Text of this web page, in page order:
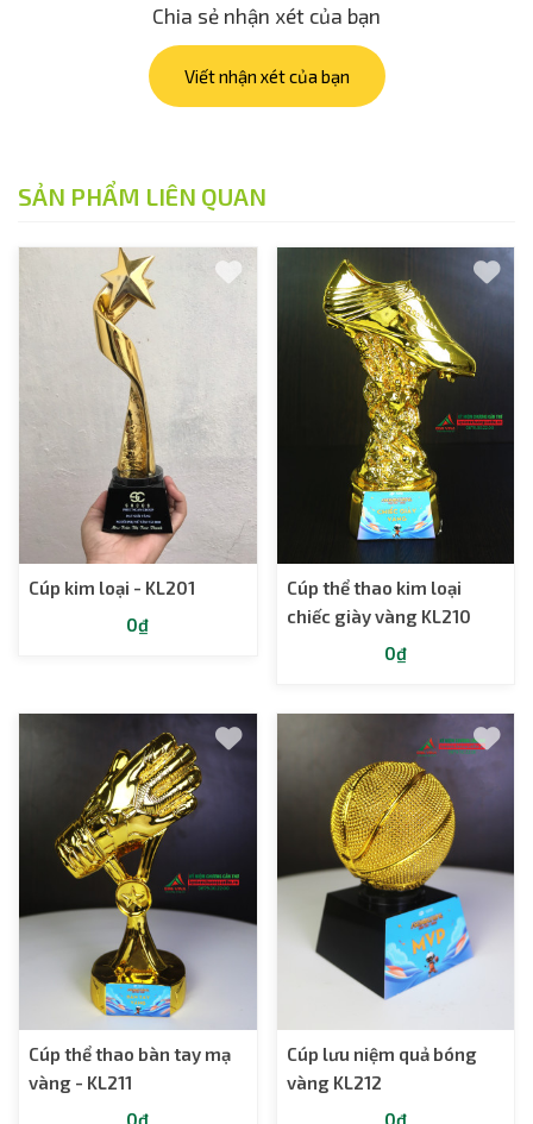
Chia sẻ nhận xét của bạn
Viết nhận xét của bạn
SẢN PHẨM LIÊN QUAN
Cúp kim loại - KL201
0₫
Cúp thể thao kim loại
chiếc giày vàng KL210
0₫
Cúp thể thao bàn tay mạ
vàng - KL211
0₫
Cúp lưu niệm quả bóng
vàng KL212
0₫